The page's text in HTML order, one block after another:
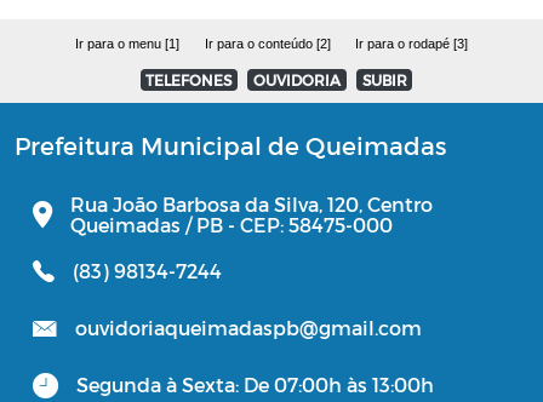
Ir para o menu [1] Ir para o conteúdo [2] Ir para o rodapé [3]
TELEFONES OUVIDORIA SUBIR
Prefeitura Municipal de Queimadas
Rua João Barbosa da Silva, 120, Centro
Queimadas / PB - CEP: 58475-000
(83) 98134-7244
ouvidoriaqueimadaspb@gmail.com
Segunda à Sexta: De 07:00h às 13:00h